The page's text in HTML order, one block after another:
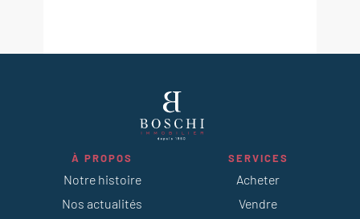
À PROPOS
Notre histoire
Nos actualités
SERVICES
Acheter
Vendre